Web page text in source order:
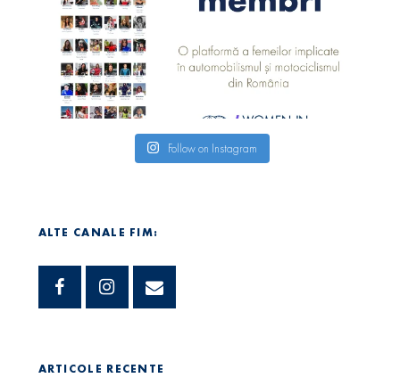
Follow on Instagram
ALTE CANALE FIM:
ARTICOLE RECENTE